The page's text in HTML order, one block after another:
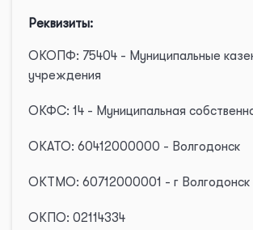
Реквизиты:
ОКОПФ: 75404 - Муниципальные
учреждения
ОКФС: 14 - Муниципальная
ОКАТО: 60412000000 - Волгодонск
ОКТМО: 60712000001 - г Волгодонск
ОКПО: 02114334